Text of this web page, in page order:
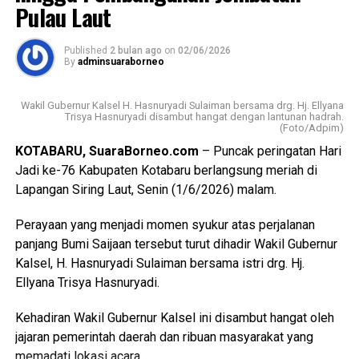
Dengan peran dan kiprahnya selama ini, pasti mampu
menggandeng dan membantu penguasaha lainnya untuk
maju bersama. Dia berkeyakinan, “apabila pengusaha
bersatu, Tapin dan bahkan Indonesia akan maju”. [ad/sb]
Views: 69
WhatsApp Facebook 0
Messenger 0 Twitter/X 0
Desa Sebelimbingan, Kecamatan Pulau Laut Utara,
Kabupaten Kotabaru, Kalimantan Selatan.
Direktur Utama Bank Kalsel Fachrudin, mengatakan
akses masyarakat, khususnya para pelaku usaha dan
pengunjung pasar, dalam melakukan transaksi perbankan.
Pihaknya juga menyampaikan, langkah ini merupakan
bagian dari komitmen perusahaan dalam meningkatkan
kenyamanan dan kualitas layanan bagi nasabah di wilayah
Kotabaru dan sekitarnya.
“Dengan pembukaan jaringan kantor ini, kami berharap
dapat memberikan pelayanan yang lebih baik kepada
resmi mereka.
Untuk informasi lebih lanjut, nasabah dapat menghubungi
Pulau Laut
Published 2 bulan ago on 02/06/2026
By adminsuaraborneo
Wakil Gubernur Kalsel H. Hasnuryadi Sulaiman bersama drg. Hj. Ellyana
Trisya Hasnuryadi disambut hangat dengan lantunan hadrah.
(Foto/Adpim)
KOTABARU, SuaraBorneo.com – Puncak peringatan Hari
Jadi ke-76 Kabupaten Kotabaru berlangsung meriah di
Lapangan Siring Laut, Senin (1/6/2026) malam.
Perayaan yang menjadi momen syukur atas perjalanan
panjang Bumi Saijaan tersebut turut dihadir Wakil Gubernur
Kalsel, H. Hasnuryadi Sulaiman bersama istri drg. Hj.
Ellyana Trisya Hasnuryadi.
Kehadiran Wakil Gubernur Kalsel ini disambut hangat oleh
jajaran pemerintah daerah dan ribuan masyarakat yang